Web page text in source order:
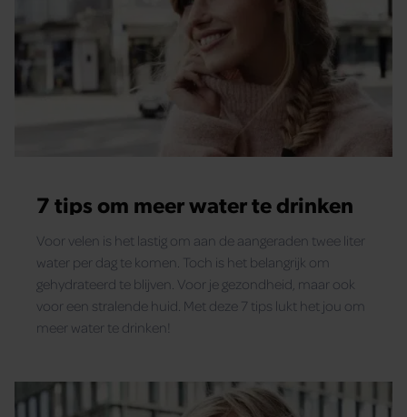
7 tips om meer water te drinken
Voor velen is het lastig om aan de aangeraden twee liter
water per dag te komen. Toch is het belangrijk om
gehydrateerd te blijven. Voor je gezondheid, maar ook
voor een stralende huid. Met deze 7 tips lukt het jou om
meer water te drinken!